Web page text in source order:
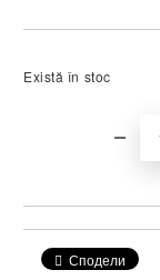
Există în stoc
Сподели